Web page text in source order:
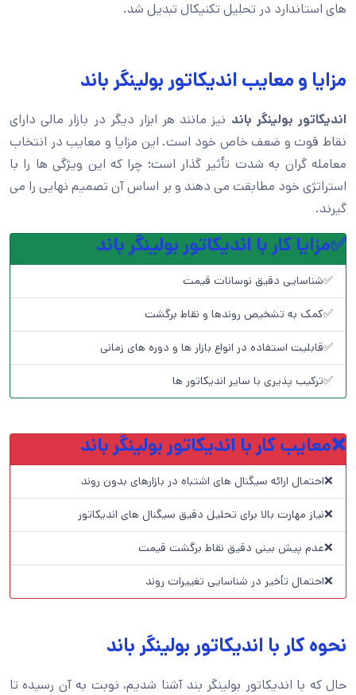
های استاندارد در تحلیل تکنیکال تبدیل شد.
مزایا و معایب اندیکاتور بولینگر باند
اندیکاتور بولینگر باند نیز مانند هر ابزار دیگر در بازار مالی دارای
نقاط قوت و ضعف خاص خود است. این مزایا و معایب در انتخاب
معامله گران به شدت تأثیر گذار است؛ چرا که این ویژگی ها را با
استراتژی خود مطابقت می دهند و بر اساس آن تصمیم نهایی را می
گیرند.
✅مزایا کار با اندیکاتور بولینگر باند
✅شناسایی دقیق نوسانات قیمت
✅کمک به تشخیص روندها و نقاط برگشت
✅قابلیت استفاده در انواع بازار ها و دوره های زمانی
✅ترکیب پذیری با سایر اندیکاتور ها
❌معایب کار با اندیکاتور بولینگر باند
❌احتمال ارائه سیگنال های اشتباه در بازارهای بدون روند
❌نیاز مهارت بالا برای تحلیل دقیق سیگنال های اندیکاتور
❌عدم پیش بینی دقیق نقاط برگشت قیمت
❌احتمال تأخیر در شناسایی تغییرات روند
نحوه کار با اندیکاتور بولینگر باند
حال که با اندیکاتور بولینگر بند آشنا شدیم، نوبت به آن رسیده تا